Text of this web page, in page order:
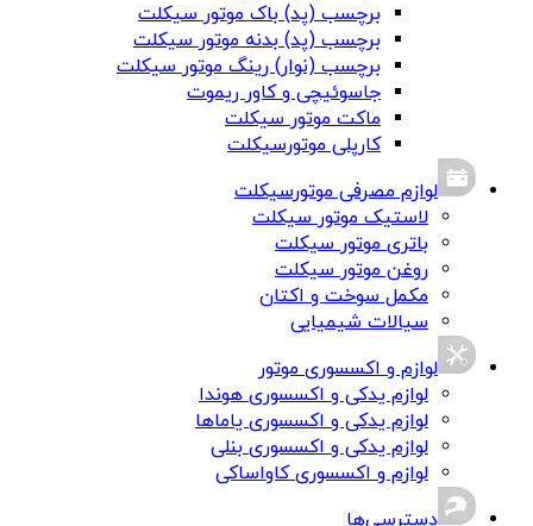
برچسب (پد) باک موتور سیکلت
برچسب (پد) بدنه موتور سیکلت
برچسب (نوار) رینگ موتور سیکلت
جاسوئیچی و کاور ریموت
ماکت موتور سیکلت
کارپلی موتورسیکلت
لوازم مصرفی موتورسیکلت
لاستیک موتور سیکلت
باتری موتور سیکلت
روغن موتور سیکلت
مکمل سوخت و اکتان
سیالات شیمیایی
لوازم و اکسسوری موتور
لوازم یدکی و اکسسوری هوندا
لوازم یدکی و اکسسوری یاماها
لوازم یدکی و اکسسوری بنلی
لوازم و اکسسوری کاواساکی
دسترسی‌ها